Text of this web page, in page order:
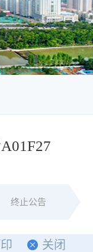
终止公告
关闭